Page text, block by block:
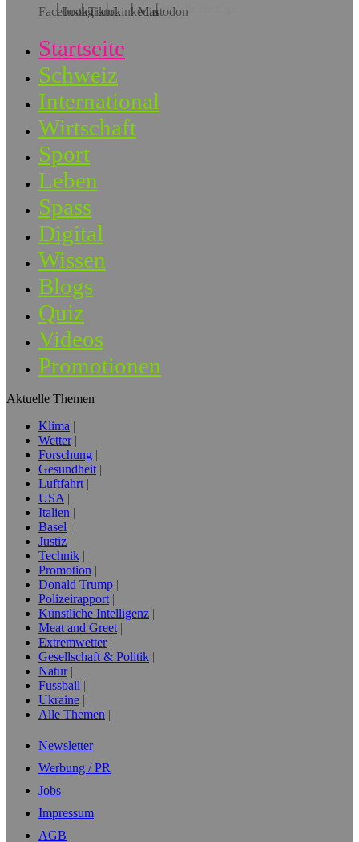
Hol dir die App!
Startseite
Schweiz
International
Wirtschaft
Sport
Leben
Spass
Digital
Wissen
Blogs
Quiz
Videos
Promotionen
Aktuelle Themen
Klima
Wetter
Forschung
Gesundheit
Luftfahrt
USA
Italien
Basel
Justiz
Technik
Promotion
Donald Trump
Polizeirapport
Künstliche Intelligenz
Meat and Greet
Extremwetter
Gesellschaft & Politik
Natur
Fussball
Ukraine
Alle Themen
Newsletter
Werbung / PR
Jobs
Impressum
AGB